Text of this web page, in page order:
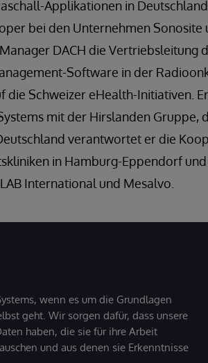
Applikationen in
bei den Unternehmen Sonosite
DACH die Vertriebsleitung
Software in der
die Schweizer eHealth-Initiativen.
mit der Hirslanden Gruppe,
verantwortet er die
in Hamburg-Eppendorf
International und Mesalvo.
wenn es um die Grundlagen
geht. Wir sorgen dafür, dass unsere
haben, die sie für ihre Arbeit
und aus denen sie Erkenntnisse